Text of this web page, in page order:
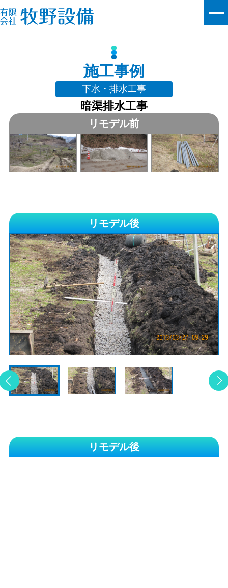
施工事例
下水・排水工事
暗渠排水工事
リモデル前
リモデル後
リモデル後